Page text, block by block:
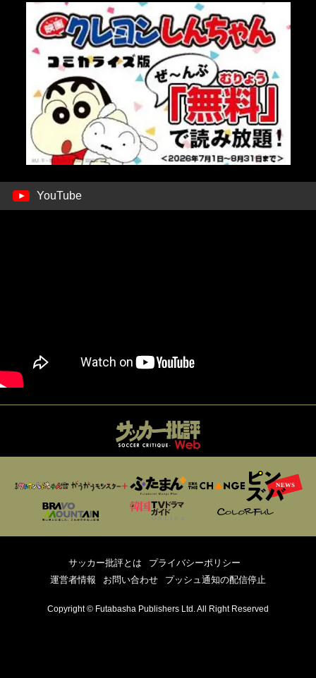
YouTube
サッカー批評とは
プライバシーポリシー
運営者情報
お問い合わせ プッシュ通知の配信停止
Copyright © Futabasha Publishers Ltd. All Right Reserved